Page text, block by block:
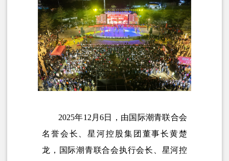
2025年12月6日，由国际潮青联合会
名誉会长、星河控股集团董事长黄楚
龙，国际潮青联合会执行会长、星河控